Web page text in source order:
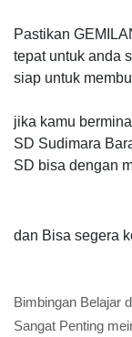
Pastikan
tepat untuk anda
siap untuk
jika kamu
SD Sudimara
SD bisa dengan
dan Bisa segera
Bimbingan Belajar
Sangat Penting